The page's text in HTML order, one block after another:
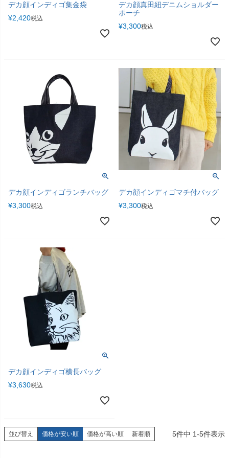
デカ顔インディゴ集金袋
¥2,420税込
デカ顔真田紐デニムショルダー
ポーチ
¥3,300税込
デカ顔インディゴランチバッグ
¥3,300税込
デカ顔インディゴマチ付バッグ
¥3,300税込
デカ顔インディゴ横長バッグ
¥3,630税込
並び替え 価格が安い順 価格が高い順 新着順 5件中 1-5件表示